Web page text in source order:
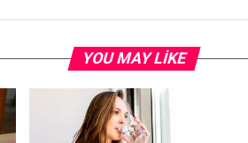
YOU MAY LIKE